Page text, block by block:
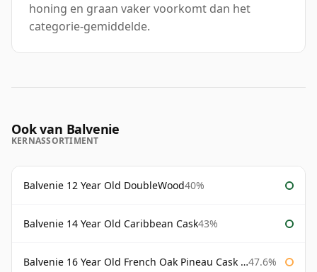
honing en graan vaker voorkomt dan het
categorie-gemiddelde.
Ook van Balvenie
KERNASSORTIMENT
Balvenie 12 Year Old DoubleWood40%
Balvenie 14 Year Old Caribbean Cask43%
Balvenie 16 Year Old French Oak Pineau Cask Finish 47.6%